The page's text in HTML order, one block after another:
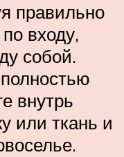
правильно
входу,
собой.
внутрь
или ткань и